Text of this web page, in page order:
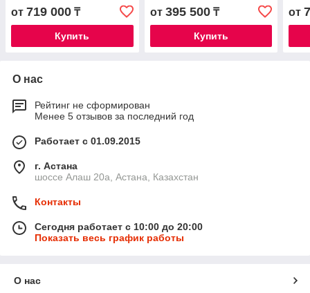
от 719 000 ₸
Купить
от 395 500₸
Купить
от
О нас
Рейтинг не сформирован
Менее 5 отзывов за последний год
Работает с 01.09.2015
г. Астана
шоссе Алаш 20а, Астана, Казахстан
Контакты
Сегодня работает с 10:00 до 20:00
Показать весь график работы
О нас